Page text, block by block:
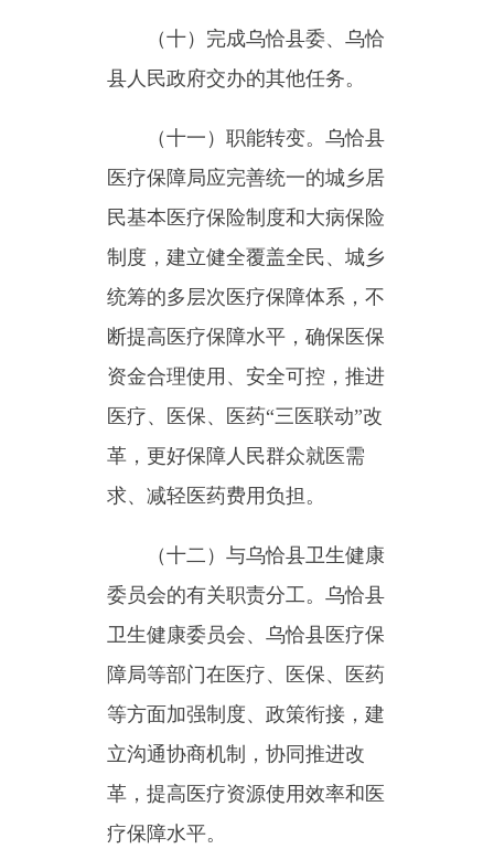
求、减轻医药费用负担。
（十二）与乌恰县卫生健康
委员会的有关职责分工。乌恰县
卫生健康委员会、乌恰县医疗保
等方面加强制度、政策衔接，建
立沟通协商机制，协同推进改
革，提高医疗资源使用效率和医
疗保障水平。
（此件公开发布）
主办：新疆乌恰县人民政府办公室承办：新疆乌恰县政务服务
地 址：新疆克州乌恰县光明路1号联系电话：0908-4621030